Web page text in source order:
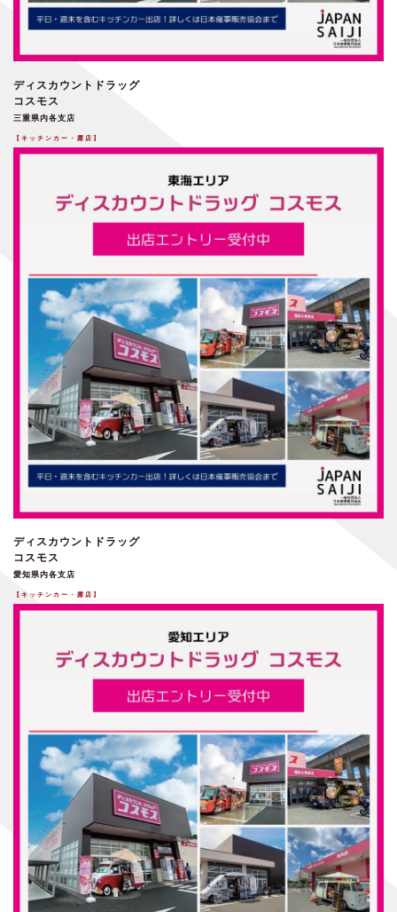
ディスカウントドラッグ
コスモス
三重県内各支店
【キッチンカー・露店】
ディスカウントドラッグ
コスモス
愛知県内各支店
【キッチンカー・露店】